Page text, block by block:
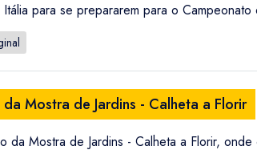
para se prepararem para o Campeonato
da Mostra de Jardins - Calheta a Florir
da Mostra de Jardins - Calheta a Florir,